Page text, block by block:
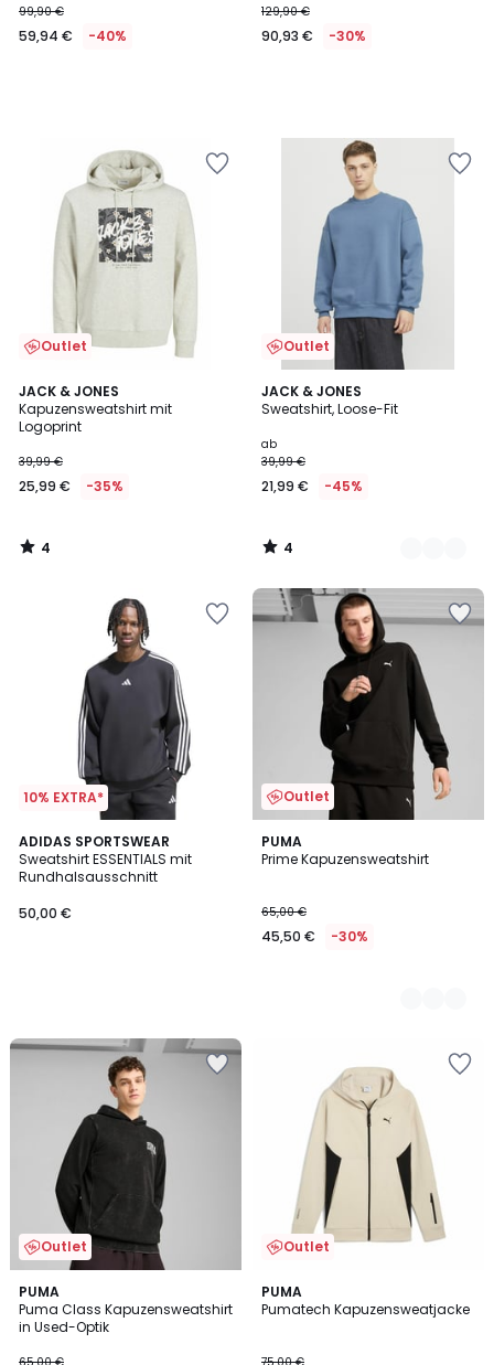
99,90 €
59,94 € -40%
129,90 €
90,93 € -30%
Outlet
JACK & JONES
Kapuzensweatshirt mit
Logoprint
39,99 €
25,99 € -35%
4
/
5
4
/
Outlet
JACK & JONES
Sweatshirt, Loose-Fit
ab
39,99 €
21,99 € -45%
4
/
3
Farben
4
/
10% EXTRA*
ADIDAS SPORTSWEAR
Sweatshirt ESSENTIALS mit
Rundhalsausschnitt
50,00 €
Outlet
PUMA
Prime Kapuzensweatshirt
65,00 €
45,50 € -30%
2
Farben
Outlet
PUMA
Puma Class Kapuzensweatshirt
in Used-Optik
Outlet
PUMA
Pumatech Kapuzensweatjacke